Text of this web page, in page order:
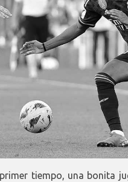
tiempo, una bonita